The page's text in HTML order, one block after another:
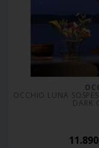
OCCHIO LUNA
DARK